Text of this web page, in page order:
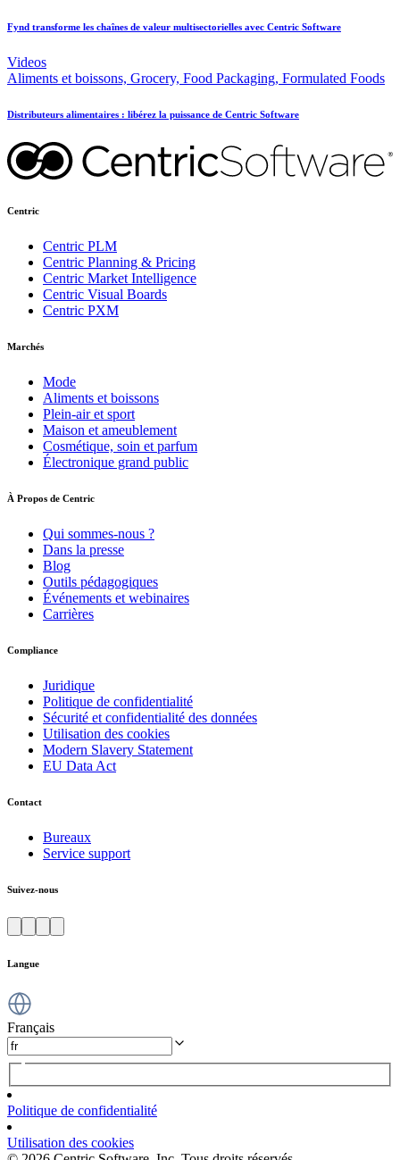
Fynd transforme les chaînes de valeur multisectorielles avec Centric Software
Videos
Aliments et boissons, Grocery, Food Packaging, Formulated Foods
Distributeurs alimentaires : libérez la puissance de Centric Software
Centric
Centric PLM
Centric Planning & Pricing
Centric Market Intelligence
Centric Visual Boards
Centric PXM
Marchés
Mode
Aliments et boissons
Plein-air et sport
Maison et ameublement
Cosmétique, soin et parfum
Électronique grand public
À Propos de Centric
Qui sommes-nous ?
Dans la presse
Blog
Outils pédagogiques
Événements et webinaires
Carrières
Compliance
Juridique
Politique de confidentialité
Sécurité et confidentialité des données
Utilisation des cookies
Modern Slavery Statement
EU Data Act
Contact
Bureaux
Service support
Suivez-nous
Langue
Français
Politique de confidentialité
Utilisation des cookies